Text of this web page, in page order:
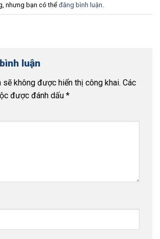
nhưng bạn có thể đăng bình luận
luận
sẽ không được hiển thị công khai. Các
được đánh dấu *